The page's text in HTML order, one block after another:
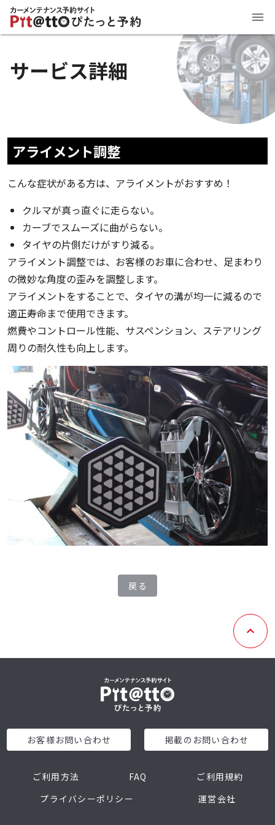
サービス詳細
アライメント調整
こんな症状がある方は、アライメントがおすすめ！
クルマが真っ直ぐに走らない。
カーブでスムーズに曲がらない。
タイヤの片側だけがすり減る。
アライメント調整では、お客様のお車に合わせ、足まわり
の微妙な角度の歪みを調整します。
アライメントをすることで、タイヤの溝が均一に減るので
適正寿命まで使用できます。
燃費やコントロール性能、サスペンション、ステアリング
周りの耐久性も向上します。
戻る
お客様お問い合わせ 掲載のお問い合わせ
ご利用方法 FAQ
ご利用規約
プライバシーポリシー
運営会社